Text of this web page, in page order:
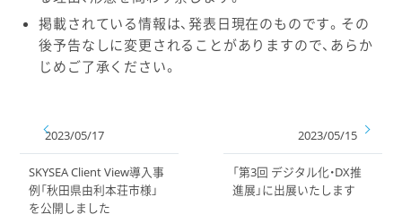
掲載されている情報は、発表日現在のものです。その
後予告なしに変更されることがありますので、あらか
じめご了承ください。
2023/05/17
SKYSEA Client View導入事
例「秋田県由利本荘市様」
を公開しました
2023/05/15
「第3回 デジタル化・DX推
進展」に出展いたします